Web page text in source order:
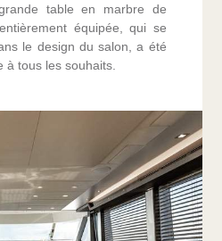
table en marbre de
équipée, qui se
le design du salon, a été
à tous les souhaits.